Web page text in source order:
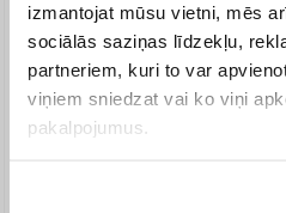
izmantojat mūsu vietni, mēs
sociālās saziņas līdzekļu,
partneriem, kuri to var
viņiem sniedzat vai ko viņi
pakalpojumus.
Omniva pakomāts
Augusts 18d. - Augusts 26d.
Smartposti pakomāts
Augusts 18d. - Augusts 26d.